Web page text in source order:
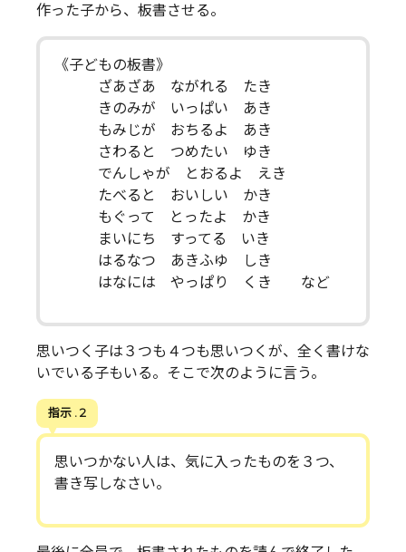
作った子から、板書させる。
《子どもの板書》
ざあざあ ながれる たき
きのみが いっぱい あき
もみじが おちるよ あき
さわると つめたい ゆき
でんしゃが とおるよ えき
たべると おいしい かき
もぐって とったよ かき
まいにち すってる いき
はるなつ あきふゆ しき
はなには やっぱり くき など
思いつく子は３つも４つも思いつくが、全く書けな
いでいる子もいる。そこで次のように言う。
指示 . 2
思いつかない人は、気に入ったものを３つ、
書き写しなさい。